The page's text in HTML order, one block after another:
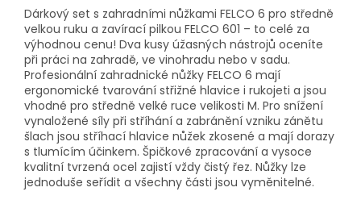
Dárkový set s zahradními nůžkami FELCO 6 pro středně
velkou ruku a zavírací pilkou FELCO 601 – to celé za
výhodnou cenu! Dva kusy úžasných nástrojů oceníte
při práci na zahradě, ve vinohradu nebo v sadu.
Profesionální zahradnické nůžky FELCO 6 mají
ergonomické tvarování střižné hlavice i rukojeti a jsou
vhodné pro středně velké ruce velikosti M. Pro snížení
vynaložené síly při stříhání a zabránění vzniku zánětu
šlach jsou stříhací hlavice nůžek zkosené a mají dorazy
s tlumícím účinkem. Špičkové zpracování a vysoce
kvalitní tvrzená ocel zajistí vždy čistý řez. Nůžky lze
jednoduše seřídit a všechny části jsou vyměnitelné.